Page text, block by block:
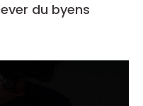
du byens